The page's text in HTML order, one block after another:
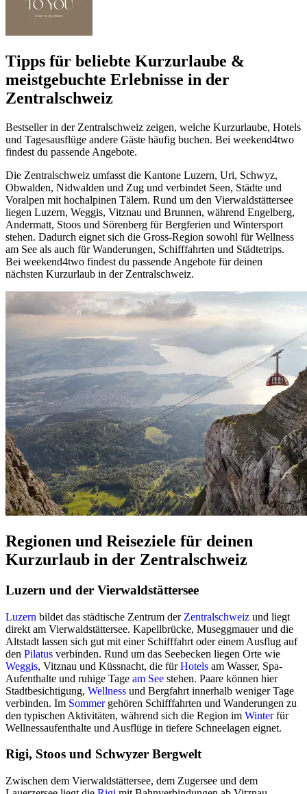
Tipps für beliebte Kurzurlaube &
meistgebuchte Erlebnisse in der
Zentralschweiz
Bestseller in der Zentralschweiz zeigen, welche Kurzurlaube, Hotels
und Tagesausflüge andere Gäste häufig buchen. Bei weekend4two
findest du passende Angebote.
Die Zentralschweiz umfasst die Kantone Luzern, Uri, Schwyz,
Obwalden, Nidwalden und Zug und verbindet Seen, Städte und
Voralpen mit hochalpinen Tälern. Rund um den Vierwaldstättersee
liegen Luzern, Weggis, Vitznau und Brunnen, während Engelberg,
Andermatt, Stoos und Sörenberg für Bergferien und Wintersport
stehen. Dadurch eignet sich die Gross-Region sowohl für Wellness
am See als auch für Wanderungen, Schifffahrten und Städtetrips.
Bei weekend4two findest du passende Angebote für deinen
nächsten Kurzurlaub in der Zentralschweiz.
Regionen und Reiseziele für deinen
Kurzurlaub in der Zentralschweiz
Luzern und der Vierwaldstättersee
Luzern bildet das städtische Zentrum der Zentralschweiz und liegt
direkt am Vierwaldstättersee. Kapellbrücke, Museggmauer und die
Altstadt lassen sich gut mit einer Schifffahrt oder einem Ausflug auf
den Pilatus verbinden. Rund um das Seebecken liegen Orte wie
Weggis, Vitznau und Küssnacht, die fürHotels am Wasser, Spa-
Aufenthalte und ruhige Tage am See stehen. Paare können hier
Stadtbesichtigung, Wellness und Bergfahrt innerhalb weniger Tage
verbinden. Im Sommergehören Schifffahrten und Wanderungen zu
den typischen Aktivitäten, während sich die Region im Winterfür
Wellnessaufenthalte und Ausflüge in tiefere Schneelagen eignet.
Rigi, Stoos und Schwyzer Bergwelt
Zwischen dem Vierwaldstättersee, dem Zugersee und dem